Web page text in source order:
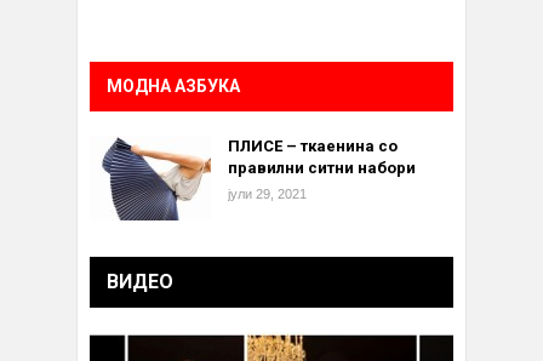
МОДНА АЗБУКА
ПЛИСЕ – ткаенина со
правилни ситни набори
јули 29, 2021
ВИДЕО